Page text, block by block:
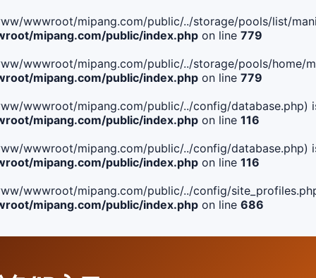
wwwroot/mipang.com/public/../storage/pools/list/
mipang.com/public/index.php on line 779
wwwroot/mipang.com/public/../storage/pools/home/
mipang.com/public/index.php on line 779
wwwroot/mipang.com/public/../config/database.php)
mipang.com/public/index.php on line 116
wwwroot/mipang.com/public/../config/database.php)
mipang.com/public/index.php on line 116
wwwroot/mipang.com/public/../config/
mipang.com/public/index.php on line 686